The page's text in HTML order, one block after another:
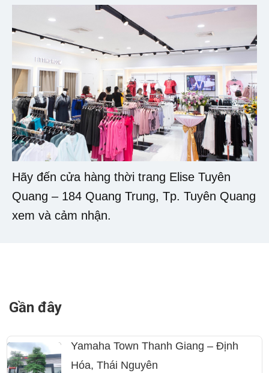
Hãy đến cửa hàng thời trang Elise Tuyên
Quang – 184 Quang Trung, Tp. Tuyên Quang
xem và cảm nhận.
Gần đây
Yamaha Town Thanh Giang – Định
Hóa, Thái Nguyên